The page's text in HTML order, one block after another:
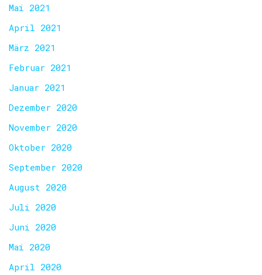
Mai 2021
April 2021
März 2021
Februar 2021
Januar 2021
Dezember 2020
November 2020
Oktober 2020
September 2020
August 2020
Juli 2020
Juni 2020
Mai 2020
April 2020